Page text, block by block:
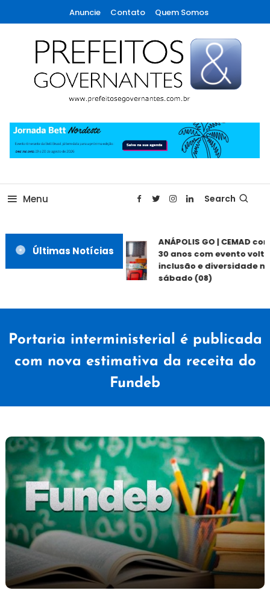
To
Content
Anuncie Contato Quem Somos
Prefeitos & Governantes
Menu Search
Últimas Notícias
ANÁPOLIS GO | CEMAD
30 anos com evento
inclusão e diversidade
sábado (08)
Portaria interministerial é publicada
com nova estimativa da receita do
Fundeb
22
Redação